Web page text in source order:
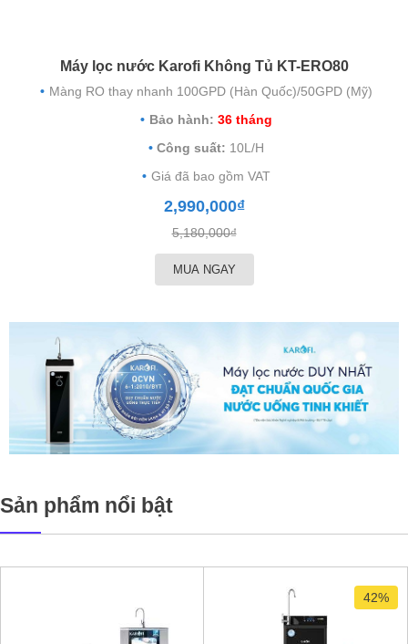
Máy lọc nước Karofi Không Tủ KT-ERO80
Màng RO thay nhanh 100GPD (Hàn Quốc)/50GPD (Mỹ)
Bảo hành: 36 tháng
Công suất: 10L/H
Giá đã bao gồm VAT
2,990,000₫
5,180,000₫
MUA NGAY
Sản phẩm nổi bật
42%